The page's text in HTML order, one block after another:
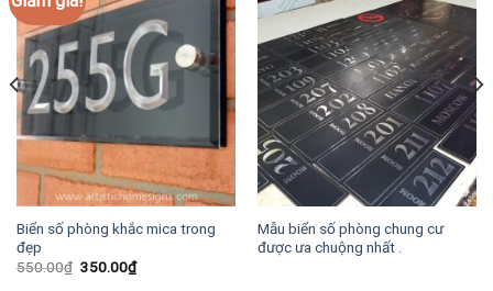
Biển số phòng khắc mica trong
đẹp
550.00₫ Giá
350.00₫Giá
hiện
Mẫu biển số phòng chung cư
được ưa chuộng nhất .